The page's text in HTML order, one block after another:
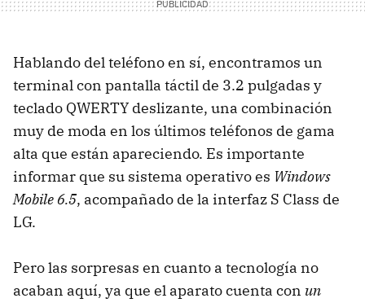
Hablando del teléfono en sí, encontramos un
terminal con pantalla táctil de 3.2 pulgadas y
teclado QWERTY deslizante, una combinación
muy de moda en los últimos teléfonos de gama
alta que están apareciendo. Es importante
informar que su sistema operativo es Windows
Mobile 6.5, acompañado de la interfaz S Class de
LG.
Pero las sorpresas en cuanto a tecnología no
acaban aquí, ya que el aparato cuenta con un